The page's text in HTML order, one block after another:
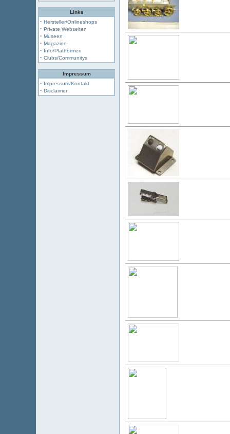
Links
· Hersteller/Onlineshops
· Private Webseiten
· Museen
· Magazine
· Info/Plattformen
· Clubs/Communitys
Impressum
· Impressum/Kontakt
· Disclaimer